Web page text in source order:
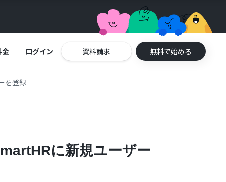
金 ログイン 資料請求 無料で始める
を登録
に新規ユーザー